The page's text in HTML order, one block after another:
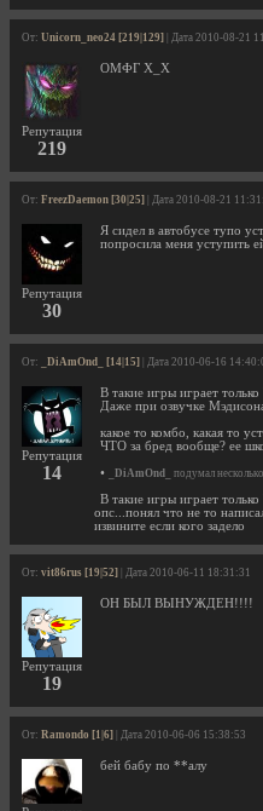
От: Unicorn_neo24 [219|129] | Дата 2010-08-21
Репутация
219
ОМФГ Х_Х
От: FreezDaemon [30|25] | Дата 2010-08-21
Репутация
30
Я сидел в автобусе тупо
попросила меня уступить
От: _DiAmOnd_ [14|15] | Дата 2010-06-16
Репутация
14
В такие игры играет
Даже при озвучке
какое то комбо, какая то
ЧТО за бред вообще? ее
•
_DiAmOnd_ подумал
В такие игры играет
опс...понял что не то
извините если кого задело
От: vit86rus [19|52] | Дата 2010-06-11 18:31:31
Репутация
19
ОН БЫЛ ВЫНУЖДЕН!!!!
От: Ramondo [1|6] | Дата 2010-06-06 15:38:53
бей бабу по **алу